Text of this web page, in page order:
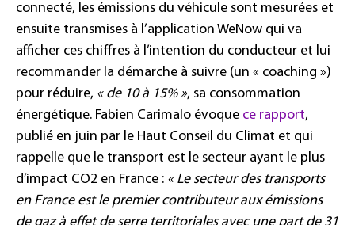
connecté, les émissions du véhicule sont mesurées et
ensuite transmises à l’application WeNow qui va
afficher ces chiffres à l’intention du conducteur et lui
recommander la démarche à suivre (un « coaching »)
pour réduire, « de 10 à 15% », sa consommation
énergétique. Fabien Carimalo évoque ce rapport,
publié en juin par le Haut Conseil du Climat et qui
rappelle que le transport est le secteur ayant le plus
d’impact CO2 en France : « Le secteur des transports
en France est le premier contributeur aux émissions